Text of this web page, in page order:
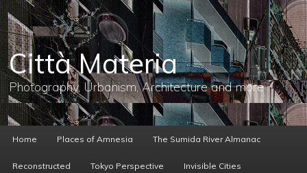
メ
イ
ン
コ
ン
テ
ン
へ
移
動
Città Materia
Photography, Urbanism, Architecture and more
Home Places of Amnesia The Sumida River Almanac
Reconstructed Tokyo Perspective Invisible Cities